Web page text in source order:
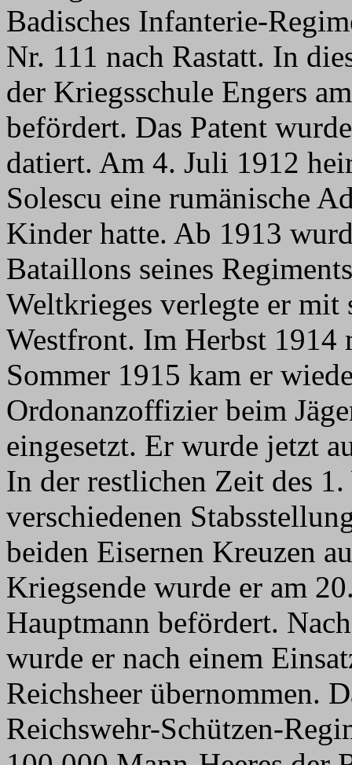
Badisches Infanterie-
Nr. 111 nach Rastatt. In
der Kriegsschule Engers
befördert. Das Patent
datiert. Am 4. Juli 1912
Solescu eine rumänische
Kinder hatte. Ab 1913
Bataillons seines
Weltkrieges verlegte er mit
Westfront. Im Herbst 1914
Sommer 1915 kam er
Ordonanzoffizier beim
eingesetzt. Er wurde jetzt
In der restlichen Zeit des
verschiedenen
beiden Eisernen Kreuzen
Kriegsende wurde er am
Hauptmann befördert.
wurde er nach einem
Reichsheer übernommen.
Reichswehr-Schützen-